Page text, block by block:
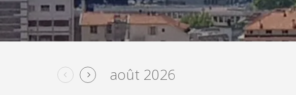
août 2026